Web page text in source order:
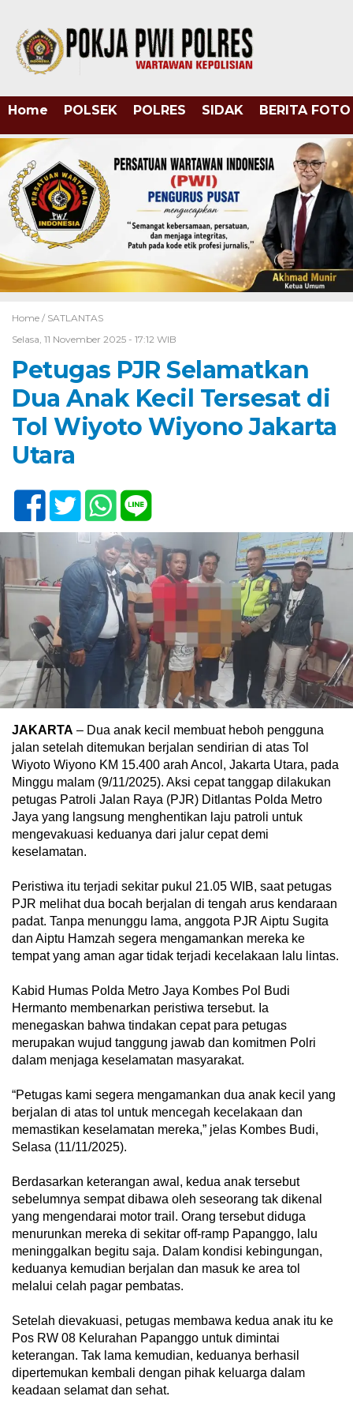
Home POLSEK POLRES SIDAK BERITA FOTO
Home / SATLANTAS
Selasa, 11 November 2025 - 17:12 WIB
Petugas PJR Selamatkan
Dua Anak Kecil Tersesat di
Tol Wiyoto Wiyono Jakarta
Utara
JAKARTA – Dua anak kecil membuat heboh pengguna
jalan setelah ditemukan berjalan sendirian di atas Tol
Wiyoto Wiyono KM 15.400 arah Ancol, Jakarta Utara, pada
Minggu malam (9/11/2025). Aksi cepat tanggap dilakukan
petugas Patroli Jalan Raya (PJR) Ditlantas Polda Metro
Jaya yang langsung menghentikan laju patroli untuk
mengevakuasi keduanya dari jalur cepat demi
keselamatan.
Peristiwa itu terjadi sekitar pukul 21.05 WIB, saat petugas
PJR melihat dua bocah berjalan di tengah arus kendaraan
padat. Tanpa menunggu lama, anggota PJR Aiptu Sugita
dan Aiptu Hamzah segera mengamankan mereka ke
tempat yang aman agar tidak terjadi kecelakaan lalu lintas.
Kabid Humas Polda Metro Jaya Kombes Pol Budi
Hermanto membenarkan peristiwa tersebut. Ia
menegaskan bahwa tindakan cepat para petugas
merupakan wujud tanggung jawab dan komitmen Polri
dalam menjaga keselamatan masyarakat.
“Petugas kami segera mengamankan dua anak kecil yang
berjalan di atas tol untuk mencegah kecelakaan dan
memastikan keselamatan mereka,” jelas Kombes Budi,
Selasa (11/11/2025).
Berdasarkan keterangan awal, kedua anak tersebut
sebelumnya sempat dibawa oleh seseorang tak dikenal
yang mengendarai motor trail. Orang tersebut diduga
menurunkan mereka di sekitar off-ramp Papanggo, lalu
meninggalkan begitu saja. Dalam kondisi kebingungan,
keduanya kemudian berjalan dan masuk ke area tol
melalui celah pagar pembatas.
Setelah dievakuasi, petugas membawa kedua anak itu ke
Pos RW 08 Kelurahan Papanggo untuk dimintai
keterangan. Tak lama kemudian, keduanya berhasil
dipertemukan kembali dengan pihak keluarga dalam
keadaan selamat dan sehat.